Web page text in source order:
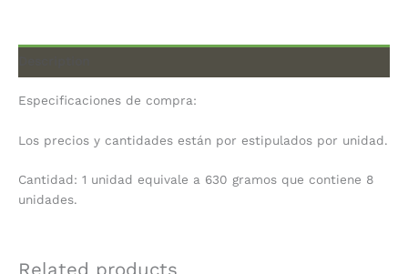
Especificaciones de compra:
Los precios y cantidades están por estipulados por unidad.
Cantidad: 1 unidad equivale a 630 gramos que contiene 8
unidades.
Related products